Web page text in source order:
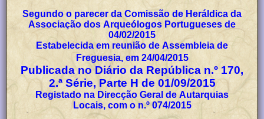
Segundo o parecer da Comissão de Heráldica da
Associação dos Arqueólogos Portugueses de
04/02/2015
Estabelecida em reunião de Assembleia de
Freguesia, em 24/04/2015
Publicada no Diário da República n.º 170,
2.ª Série, Parte H de 01/09/2015
Registado na Direcção Geral de Autarquias
Locais, com o n.º 074/2015